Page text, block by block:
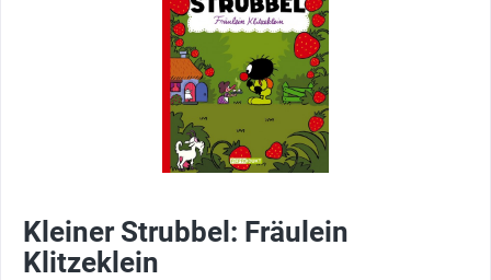
Kleiner Strubbel: Fräulein
Klitzeklein